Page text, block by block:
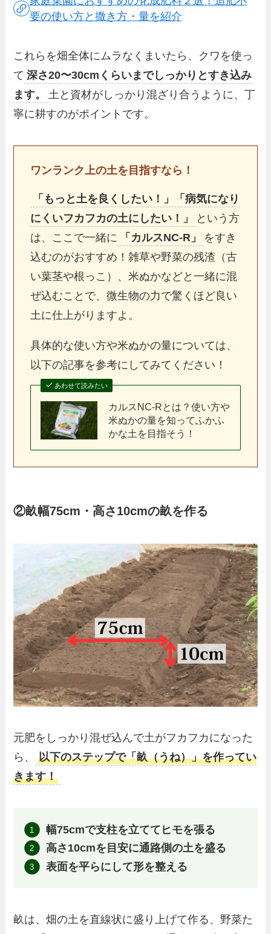
要の使い方と撒き方・量を紹介
これらを畑全体にムラなくまいたら、クワを使っ
て 深さ20〜30cmくらいまでしっかりとすき込み
ます。
土と資材がしっかり混ざり合うように、丁
寧に耕すのがポイントです。
ワンランク上の土を目指すなら！
「もっと土を良くしたい！」「病気になり
にくいフカフカの土にしたい！」
という方
は、ここで一緒に
「カルスNC-R」
をすき
込むのがおすすめ！雑草や野菜の残渣（古
い葉茎や根っこ）、米ぬかなどと一緒に混
ぜ込むことで、微生物の力で驚くほど良い
土に仕上がりますよ。
具体的な使い方や米ぬかの量については、
以下の記事を参考にしてみてください！
あわせて読みたい
カルスNC-Rとは？使い方や
米ぬかの量を知ってふかふ
かな土を目指そう！
②畝幅75cm・高さ10cmの畝を作る
元肥をしっかり混ぜ込んで土がフカフカになった
ら、
以下のステップで「畝（うね）」を作ってい
きます！
幅75cmで支柱を立ててヒモを張る
高さ10cmを目安に通路側の土を盛る
表面を平らにして形を整える
畝は、畑の土を直線状に盛り上げて作る、野菜た